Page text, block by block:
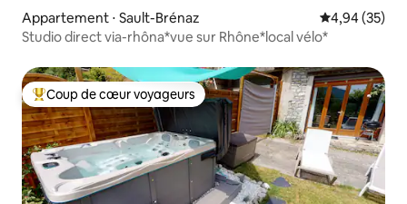
Appartement ⋅ Sault-Brénaz Évaluation
4,94 (35)
Studio direct via-rhôna*vue sur Rhône*local vélo*
Coups de cœur voyageurs les plus appréciés
Coup de cœur voyageurs